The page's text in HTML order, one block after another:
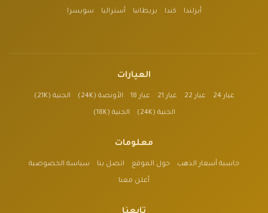
أيرلندا كندا بريطانيا أستراليا سويسرا
العيارات
عيار 24 عيار 22 عيار 21 عيار 18 الأونصة (24K) الجنية (21K)
الجنية (24K) الجنية (18K)
معلومات
حاسبة أسعار الذهب حول الموقع اتصل بنا سياسة الخصوصية
أعلن معنا